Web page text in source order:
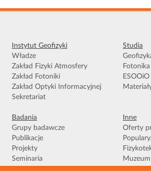
Instytut Geofizyki
Władze
Zakład Fizyki Atmosfery
Zakład Fotoniki
Zakład Optyki Informacyjnej
Sekretariat
Studia
Fotonika
ESOOiO
Badania
Grupy badawcze
Publikacje
Projekty
Seminaria
Inne
Oferty